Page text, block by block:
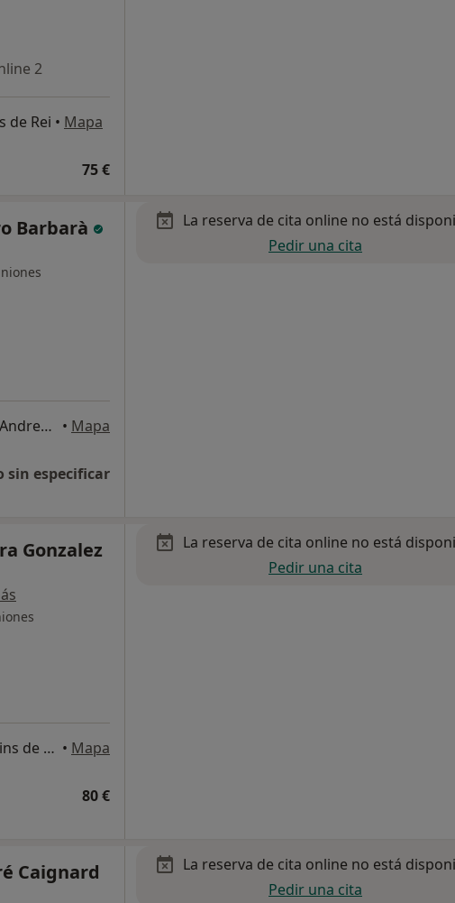
2
de Rei • Mapa
75 €
Barbarà
C/Rector juanico,13 baixos, Sant Andreu de la Barca • Mapa
sin especificar
La reserva de cita online no está
Pedir una cita
Gonzalez
Avinguda de València, 6, 5-2, Molins de Rei • Mapa
80 €
La reserva de cita online no está
Pedir una cita
Caignard
La reserva de cita online no está
Pedir una cita